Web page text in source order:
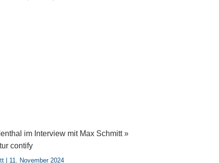
im Interview mit Max Schmitt »
contify
11. November 2024